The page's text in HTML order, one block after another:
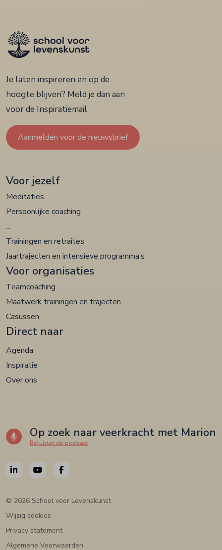
Je laten inspireren en op de
hoogte blijven? Meld je dan aan
voor de Inspiratiemail
Aanmelden voor de nieuwsbrief
Voor jezelf
Meditaties
Persoonlijke coaching
...
Trainingen en retraites
Jaartrajecten en intensieve programma’s
Voor organisaties
Teamcoaching
Maatwerk trainingen en trajecten
Casussen
Direct naar
Agenda
Inspiratie
Over ons
Op zoek naar veerkracht met Marion
Beluister de podcast
© 2026 School voor Levenskunst
Wijzig cookies
Privacy statement
Algemene Voorwaarden